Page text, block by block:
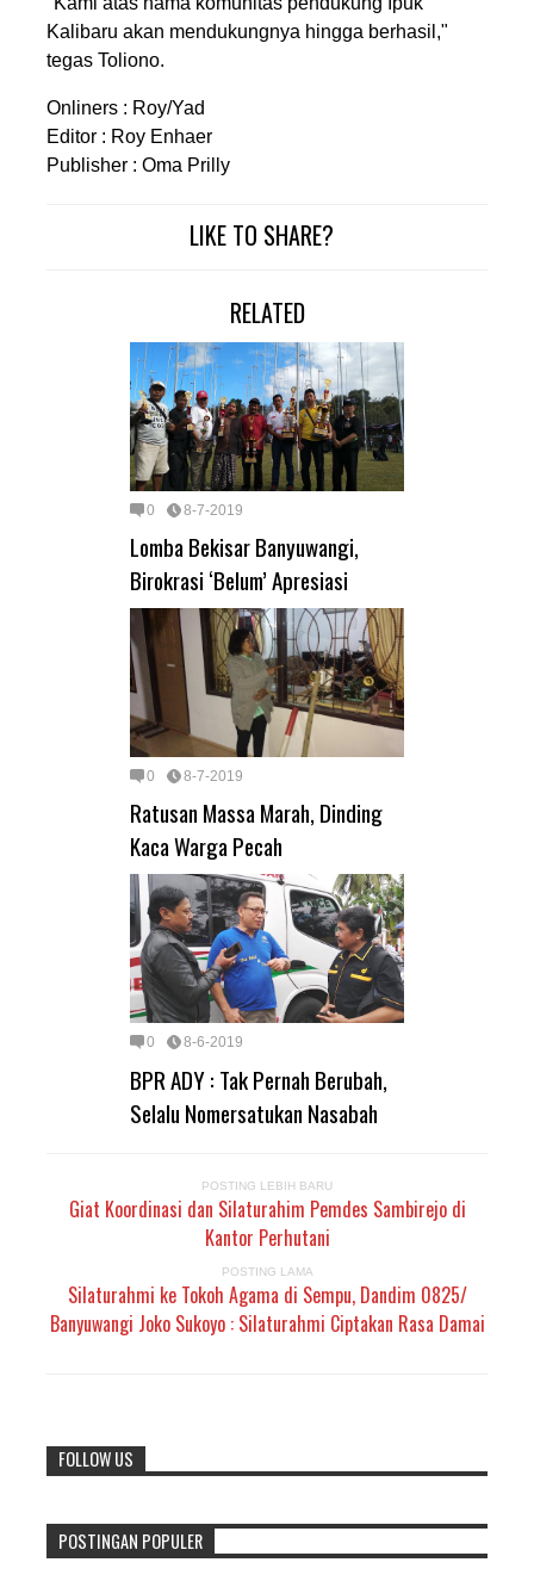
Kalibaru akan mendukungnya hingga berhasil,"
tegas Toliono.
Onliners : Roy/Yad
Editor : Roy Enhaer
Publisher : Oma Prilly
LIKE TO SHARE?
RELATED
0 8-7-2019
Lomba Bekisar Banyuwangi,
Birokrasi ‘Belum’ Apresiasi
0 8-7-2019
Ratusan Massa Marah, Dinding
Kaca Warga Pecah
0 8-6-2019
BPR ADY : Tak Pernah Berubah,
Selalu Nomersatukan Nasabah
POSTING LEBIH BARU
Giat Koordinasi dan Silaturahim Pemdes Sambirejo di
Kantor Perhutani
POSTING LAMA
Silaturahmi ke Tokoh Agama di Sempu, Dandim 0825/
Banyuwangi Joko Sukoyo : Silaturahmi Ciptakan Rasa Damai
FOLLOW US
POSTINGAN POPULER